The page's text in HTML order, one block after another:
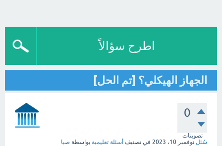
اطرح سؤالاً
الجهاز الهيكلي؟ [تم الحل]
0
تصويتات
سُئل نوفمبر 10، 2023 في تصنيف أسئلة تعليمية بواسطة صبا